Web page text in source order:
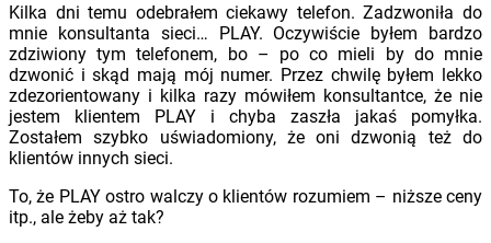
Kilka dni temu odebrałem ciekawy telefon. Zadzwoniła do
mnie konsultanta sieci… PLAY. Oczywiście byłem bardzo
zdziwiony tym telefonem, bo – po co mieli by do mnie
dzwonić i skąd mają mój numer. Przez chwilę byłem lekko
zdezorientowany i kilka razy mówiłem konsultantce, że nie
jestem klientem PLAY i chyba zaszła jakaś pomyłka.
Zostałem szybko uświadomiony, że oni dzwonią też do
klientów innych sieci.
To, że PLAY ostro walczy o klientów rozumiem – niższe ceny
itp., ale żeby aż tak?